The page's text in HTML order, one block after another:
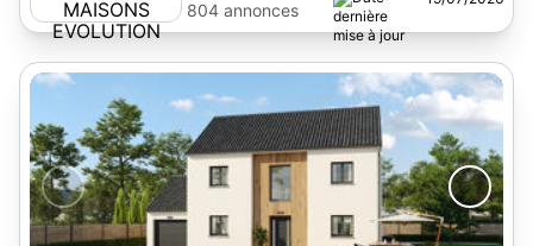
EVOLUTION
804 annonces